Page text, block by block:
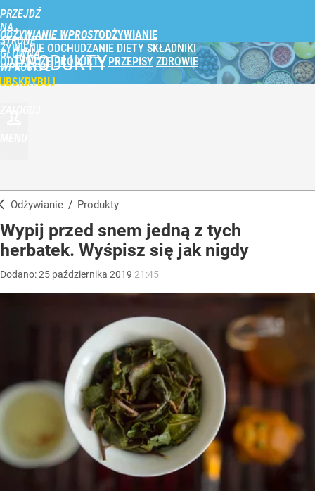
PRZEJDŹ
NA
STRONĘ
GŁÓWNĄ
WPROST.PL
ODŻYWIANIE WPROST
ŻYWIENIE ODCHUDZANIE DIETY SKŁADNIKI
ODŻYWCZE PRODUKTY PRZEPISY ZDROWIE
PRODUKTY
Odżywianie / Produkty
Wypij przed snem jedną z tych
herbatek. Wyśpisz się jak nigdy
Dodano:25 października 2019 21:45